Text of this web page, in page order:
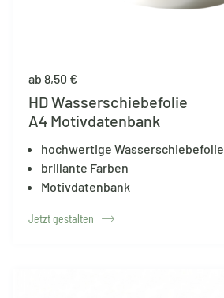
ab 8,50 €
HD Wasserschiebefolie
A4 Motivdatenbank
hochwertige Wasserschiebefolie
brillante Farben
Motivdatenbank
Jetzt gestalten